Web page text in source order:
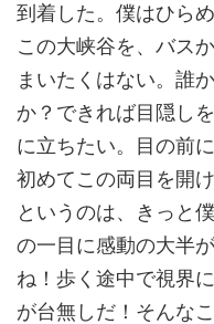
到着した。僕はひら
この大峡谷を、バス
まいたくはない。誰
か？できれば目隠し
に立ちたい。目の前
初めてこの両目を開
というのは、きっと
の一目に感動の大半
ね！歩く途中で視界
が台無しだ！そんな